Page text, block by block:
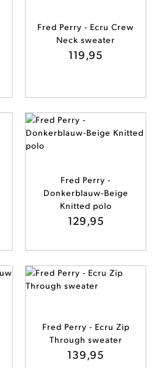
Fred Perry - Ecru Crew
Neck sweater
119,95
Fred Perry -
Donkerblauw-Beige
Knitted polo
129,95
Fred Perry - Ecru Zip
Through sweater
139,95